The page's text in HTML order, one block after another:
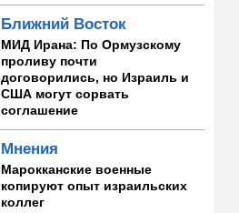
Ближний Восток
МИД Ирана: По Ормузскому
проливу почти
договорились, но Израиль и
США могут сорвать
соглашение
Мнения
Марокканские военные
копируют опыт израильских
коллег